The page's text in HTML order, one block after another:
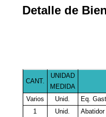
Detalle de
CANT.
UNIDAD
MEDIDA
Varios Unid.
Eq.
1
Unid.
Abatidor